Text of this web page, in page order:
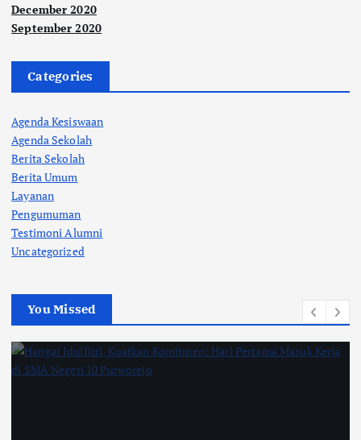
December 2020
September 2020
Categories
Agenda Kesiswaan
Agenda Sekolah
Berita Sekolah
Berita Umum
Layanan
Pengumuman
Testimoni Alumni
Uncategorized
You Missed